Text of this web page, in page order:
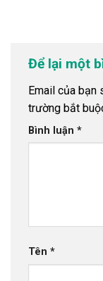
Để lại một
Email của bạn
trường bắt
Bình luận *
Tên *